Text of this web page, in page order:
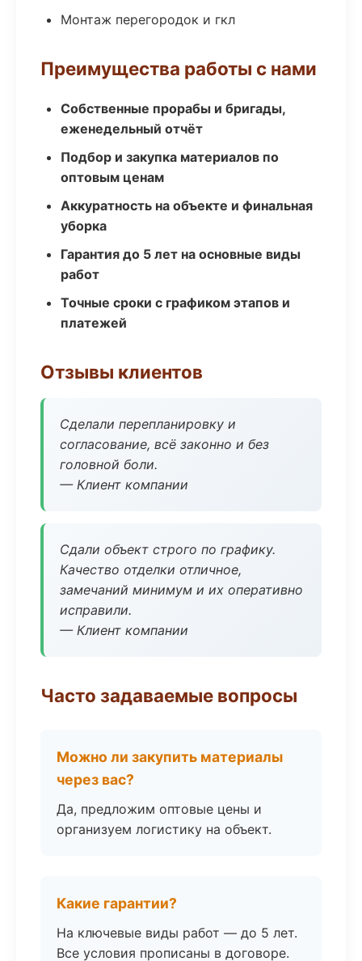
Монтаж перегородок и гкл
Преимущества работы с нами
Собственные прорабы и бригады,
еженедельный отчёт
Подбор и закупка материалов по
оптовым ценам
Аккуратность на объекте и финальная
уборка
Гарантия до 5 лет на основные виды
работ
Точные сроки с графиком этапов и
платежей
Отзывы клиентов
Сделали перепланировку и
согласование, всё законно и без
головной боли.
— Клиент компании
Сдали объект строго по графику.
Качество отделки отличное,
замечаний минимум и их оперативно
исправили.
— Клиент компании
Часто задаваемые вопросы
Можно ли закупить материалы
через вас?
Да, предложим оптовые цены и
организуем логистику на объект.
Какие гарантии?
На ключевые виды работ — до 5 лет.
Все условия прописаны в договоре.